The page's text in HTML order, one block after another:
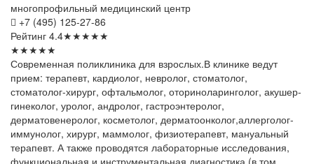
многопрофильный медицинский центр
+7 (495) 125-27-86
Рейтинг 4.4★★★★★
★★★★★
Современная поликлиника для взрослых.В клинике ведут
прием: терапевт, кардиолог, невролог, стоматолог,
стоматолог-хирург, офтальмолог, оториноларинголог, акушер-
гинеколог, уролог, андролог, гастроэнтеролог,
дерматовенеролог, косметолог, дерматоонколог,аллерголог-
иммунолог, хирург, маммолог, физиотерапевт, мануальный
терапевт. А также проводятся лабораторные исследования,